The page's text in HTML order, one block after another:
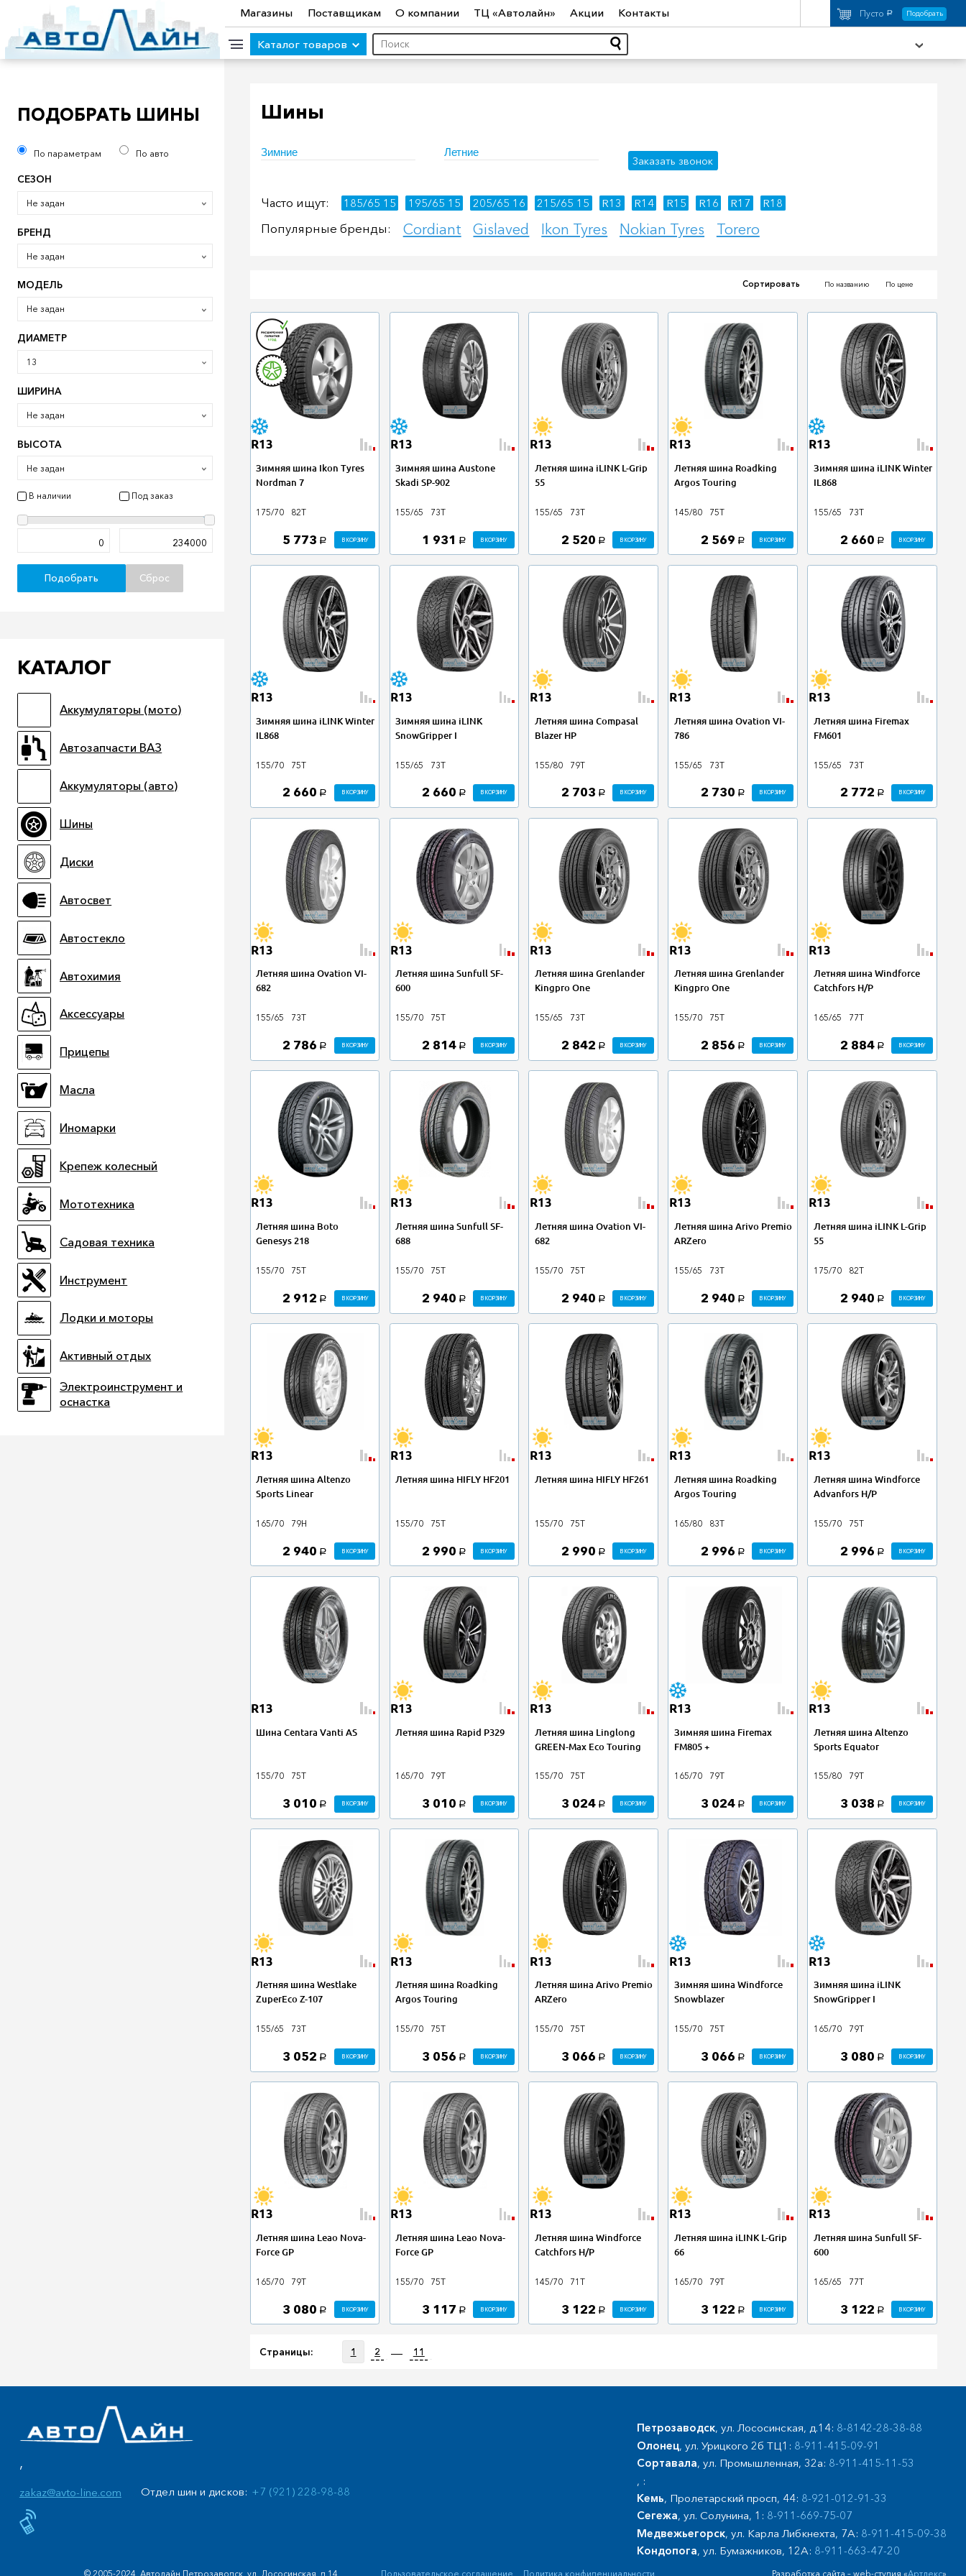
КАТЕГОРИИ ТОВАРОВ
Прицепы
Масла Иномарки Крепеж колесный Мототехника Садовая техника Инструмент Лодки и моторы
Активный отдых
Электроинструмент и оснастка
Магазины Поставщикам О компании ТЦ «Автолайн» Акции Контакты Пусто a Подобрать
Каталог товаров
ПОДОБРАТЬ ШИНЫ
По параметрам По авто
СЕЗОН
Не задан
БРЕНД
Не задан
МОДЕЛЬ
Не задан
ДИАМЕТР
13
ШИРИНА
Не задан
ВЫСОТА
Не задан
В наличии Под заказ
Подобрать Сброс
КАТАЛОГ
Аккумуляторы (мото)
Автозапчасти ВАЗ
Аккумуляторы (авто)
Шины
Диски
Автосвет
Автостекло
Автохимия
Аксессуары
Прицепы
Масла
Иномарки
Крепеж колесный
Мототехника
Садовая техника
Инструмент
Лодки и моторы
Активный отдых
Электроинструмент и
оснастка
Шины
Зимние Летние
Заказать звонок
Часто ищут: 185/65 15 195/65 15 205/65 16 215/65 15 R13 R14 R15 R16 R17 R18
Популярные бренды: Cordiant Gislaved Ikon Tyres Nokian Tyres Torero
Сортировать По названию По цене
R13
Зимняя шина Ikon Tyres
Nordman 7
175/70 82T
5 773 a В КОРЗИНУ
R13
Зимняя шина Austone
Skadi SP-902
155/65 73T
1 931 a В КОРЗИНУ
R13
Летняя шина iLINK L-Grip
55
155/65 73T
2 520 a В КОРЗИНУ
R13
Летняя шина Roadking
Argos Touring
145/80 75T
2 569 a В КОРЗИНУ
R13
Зимняя шина iLINK Winter
IL868
155/65 73T
2 660 a В КОРЗИНУ
R13
Зимняя шина iLINK Winter
IL868
155/70 75T
2 660 a В КОРЗИНУ
R13
Зимняя шина iLINK
SnowGripper I
155/65 73T
2 660 a В КОРЗИНУ
R13
Летняя шина Compasal
Blazer HP
155/80 79T
2 703 a В КОРЗИНУ
R13
Летняя шина Ovation VI-
786
155/65 73T
2 730 a В КОРЗИНУ
R13
Летняя шина Firemax
FM601
155/65 73T
2 772 a В КОРЗИНУ
R13
Летняя шина Ovation VI-
682
155/65 73T
2 786 a В КОРЗИНУ
R13
Летняя шина Sunfull SF-
600
155/70 75T
2 814 a В КОРЗИНУ
R13
Летняя шина Grenlander
Kingpro One
155/65 73T
2 842 a В КОРЗИНУ
R13
Летняя шина Grenlander
Kingpro One
155/70 75T
2 856 a В КОРЗИНУ
R13
Летняя шина Windforce
Catchfors H/P
165/65 77T
2 884 a В КОРЗИНУ
R13
Летняя шина Boto
Genesys 218
155/70 75T
2 912 a В КОРЗИНУ
R13
Летняя шина Sunfull SF-
688
155/70 75T
2 940 a В КОРЗИНУ
R13
Летняя шина Ovation VI-
682
155/70 75T
2 940 a В КОРЗИНУ
R13
Летняя шина Arivo Premio
ARZero
155/65 73T
2 940 a В КОРЗИНУ
R13
Летняя шина iLINK L-Grip
55
175/70 82T
2 940 a В КОРЗИНУ
R13
Летняя шина Altenzo
Sports Linear
165/70 79H
2 940 a В КОРЗИНУ
R13
Летняя шина HIFLY HF201
155/70 75T
2 990 a В КОРЗИНУ
R13
Летняя шина HIFLY HF261
155/70 75T
2 990 a В КОРЗИНУ
R13
Летняя шина Roadking
Argos Touring
165/80 83T
2 996 a В КОРЗИНУ
R13
Летняя шина Windforce
Advanfors H/P
155/70 75T
2 996 a В КОРЗИНУ
R13
Шина Centara Vanti AS
155/70 75T
3 010 a В КОРЗИНУ
R13
Летняя шина Rapid P329
165/70 79T
3 010 a В КОРЗИНУ
R13
Летняя шина Linglong
GREEN-Max Eco Touring
155/70 75T
3 024 a В КОРЗИНУ
R13
Зимняя шина Firemax
FM805 +
165/70 79T
3 024 a В КОРЗИНУ
R13
Летняя шина Altenzo
Sports Equator
155/80 79T
3 038 a В КОРЗИНУ
R13
Летняя шина Westlake
ZuperEco Z-107
155/65 73T
3 052 a В КОРЗИНУ
R13
Летняя шина Roadking
Argos Touring
155/70 75T
3 056 a В КОРЗИНУ
R13
Летняя шина Arivo Premio
ARZero
155/70 75T
3 066 a В КОРЗИНУ
R13
Зимняя шина Windforce
Snowblazer
155/70 75T
3 066 a В КОРЗИНУ
R13
Зимняя шина iLINK
SnowGripper I
165/70 79T
3 080 a В КОРЗИНУ
R13
Летняя шина Leao Nova-
Force GP
165/70 79T
3 080 a В КОРЗИНУ
R13
Летняя шина Leao Nova-
Force GP
155/70 75T
3 117 a В КОРЗИНУ
R13
Летняя шина Windforce
Catchfors H/P
145/70 71T
3 122 a В КОРЗИНУ
R13
Летняя шина iLINK L-Grip
66
165/70 79T
3 122 a В КОРЗИНУ
R13
Летняя шина Sunfull SF-
600
165/65 77T
3 122 a В КОРЗИНУ
Страницы: 1 2 11
,
zakaz@avto-line.com Отдел шин и дисков: +7 (921) 228-98-88
Петрозаводск, ул. Лососинская, д.14: 8-8142-28-38-88
Олонец, ул. Урицкого 2б ТЦ1: 8-911-415-09-91
Сортавала, ул. Промышленная, 32а: 8-911-415-11-53
, :
Кемь, Пролетарский просп, 44: 8-921-012-91-33
Сегежа, ул. Солунина, 1: 8-911-669-75-07
Медвежьегорск, ул. Карла Либкнехта, 7А: 8-911-415-09-38
Кондопога, ул. Бумажников, 12А: 8-911-663-47-20
© 2005-2024, Автолайн Петрозаводск, ул. Лососинская, д.14 Пользовательское соглашение Политика конфиденциальности Разработка сайта – web-студия «Артлекс»